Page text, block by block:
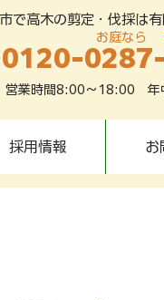
で高木の剪定・伐採は
0120-
お庭なら
営業時間8:00～18:00 年
採用情報 お